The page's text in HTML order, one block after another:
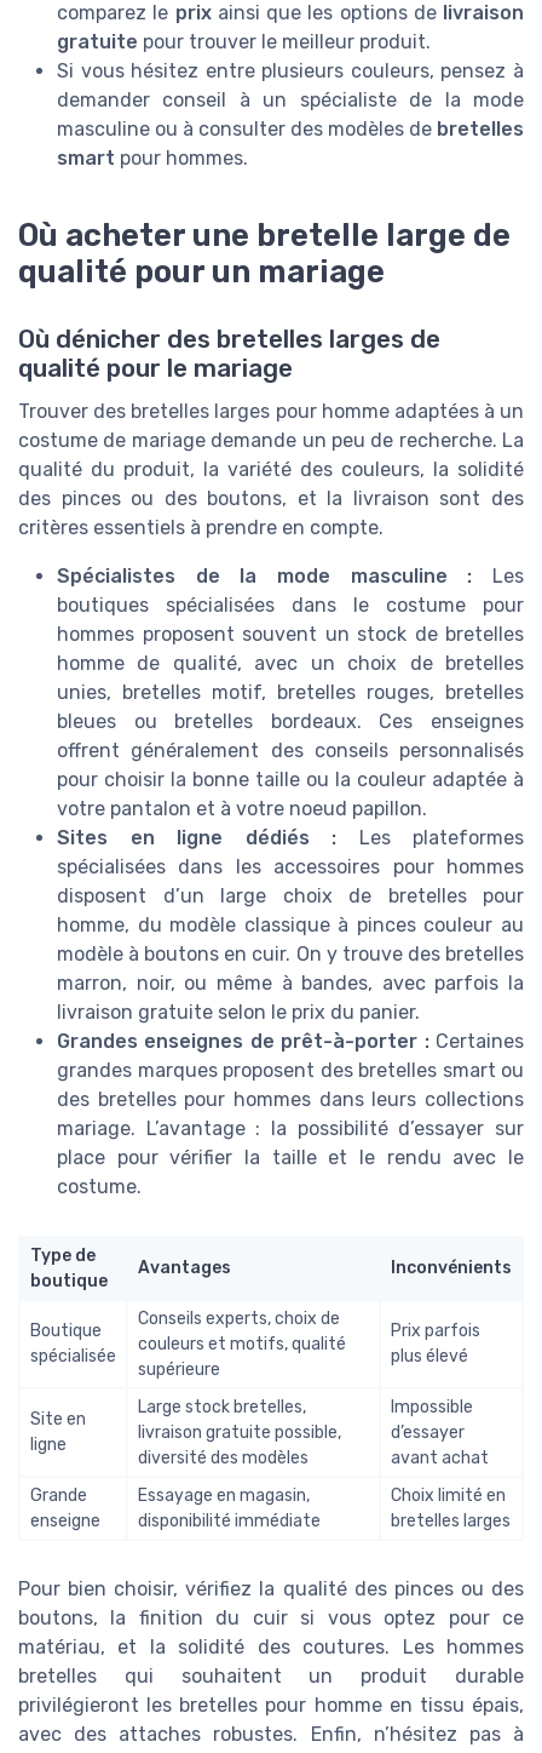
comparez le prixainsi que les options de livraison
gratuite pour trouver le meilleur produit.
Si vous hésitez entre plusieurs couleurs, pensez à
demander conseil à un spécialiste de la mode
masculine ou à consulter des modèles de bretelles
smart pour hommes.
Où acheter une bretelle large de
qualité pour un mariage
Où dénicher des bretelles larges de
qualité pour le mariage
Trouver des bretelles larges pour homme adaptées à un
costume de mariage demande un peu de recherche. La
qualité du produit, la variété des couleurs, la solidité
des pinces ou des boutons, et la livraison sont des
critères essentiels à prendre en compte.
Spécialistes de la mode masculine : Les
boutiques spécialisées dans le costume pour
hommes proposent souvent un stock de bretelles
homme de qualité, avec un choix de bretelles
unies, bretelles motif, bretelles rouges, bretelles
bleues ou bretelles bordeaux. Ces enseignes
offrent généralement des conseils personnalisés
pour choisir la bonne taille ou la couleur adaptée à
votre pantalon et à votre noeud papillon.
Sites en ligne dédiés : Les plateformes
spécialisées dans les accessoires pour hommes
disposent d’un large choix de bretelles pour
homme, du modèle classique à pinces couleur au
modèle à boutons en cuir. On y trouve des bretelles
marron, noir, ou même à bandes, avec parfois la
livraison gratuite selon le prix du panier.
Grandes enseignes de prêt-à-porter :Certaines
grandes marques proposent des bretelles smart ou
des bretelles pour hommes dans leurs collections
mariage. L’avantage : la possibilité d’essayer sur
place pour vérifier la taille et le rendu avec le
costume.
Type de
boutique
Avantages Inconvénients
Boutique
spécialisée
Conseils experts, choix de
couleurs et motifs, qualité
supérieure
Prix parfois
plus élevé
Site en
ligne
Large stock bretelles,
livraison gratuite possible,
diversité des modèles
Impossible
d’essayer
avant achat
Grande
enseigne
Essayage en magasin,
disponibilité immédiate
Choix limité en
bretelles larges
Pour bien choisir, vérifiez la qualité des pinces ou des
boutons, la finition du cuir si vous optez pour ce
matériau, et la solidité des coutures. Les hommes
bretelles qui souhaitent un produit durable
privilégieront les bretelles pour homme en tissu épais,
avec des attaches robustes. Enfin, n’hésitez pas à